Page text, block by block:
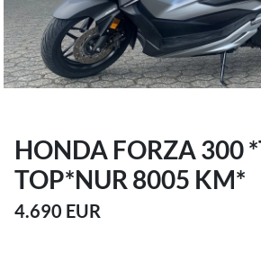
HONDA FORZA 300
TOP*NUR 8005 KM*
4.690 EUR